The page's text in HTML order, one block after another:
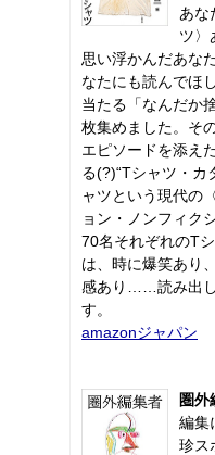
あな
ツ〉
思い浮かんだあな
なたにも読んでほ
当たる「なんだか
枚集めました。そ
エピソードを添え
る(?)“Tシャツ・カ
ャツという現代の
ョン・ノンフィク
70名それぞれのT
は、時に爆笑あり
感あり……読み出
す。
amazonジャパン
圏外
編集
珍ス